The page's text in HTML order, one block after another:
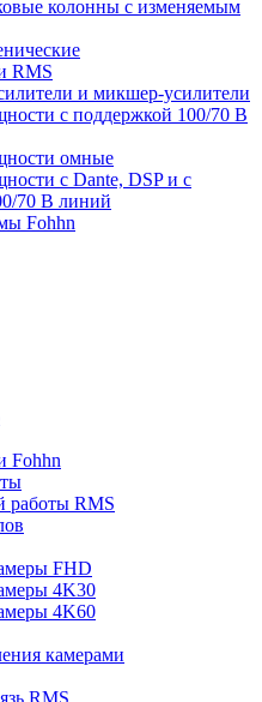
колонны с изменяемым
RMS
и микшер-усилители
с поддержкой 100/70 В
омные
с Dante, DSP и с
70 В линий
Fohhn
Fohhn
работы RMS
FHD
4K30
4K60
камерами
RMS